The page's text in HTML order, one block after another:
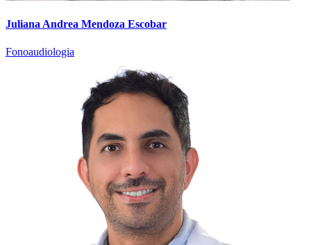
Juliana Andrea Mendoza Escobar
Fonoaudiologia